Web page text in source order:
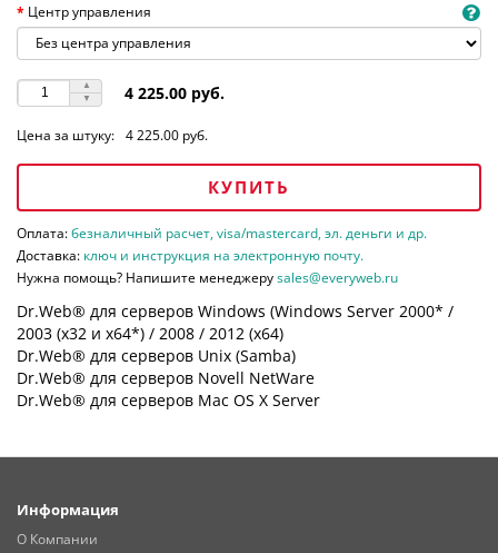
Центр управления
4 225.00 руб.
Цена за штуку: 4 225.00 руб.
КУПИТЬ
Оплата:безналичный расчет, visa/mastercard, эл. деньги и др.
Доставка: ключ и инструкция на электронную почту.
Нужна помощь? Напишите менеджеруsales@everyweb.ru
Dr.Web® для серверов Windows (Windows Server 2000* /
2003 (х32 и х64*) / 2008 / 2012 (х64)
Dr.Web® для серверов Unix (Samba)
Dr.Web® для серверов Novell NetWare
Dr.Web® для серверов Mac OS X Server
Информация
О Компании